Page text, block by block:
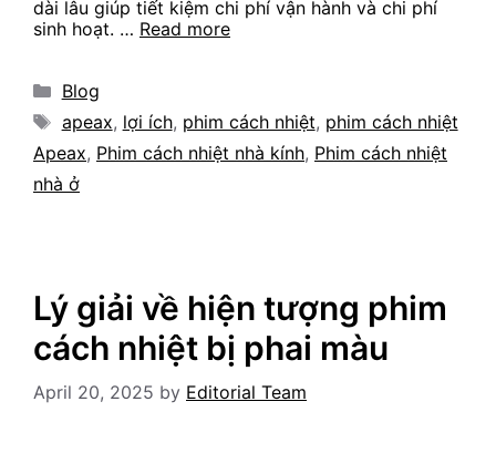
dài lâu giúp tiết kiệm chi phí vận hành và chi phí
sinh hoạt. … Read more
Categories
Blog
Tags
apeax, lợi ích, phim cách nhiệt, phim cách nhiệt
Apeax, Phim cách nhiệt nhà kính, Phim cách nhiệt
nhà ở
Lý giải về hiện tượng phim
cách nhiệt bị phai màu
April 20, 2025 by Editorial Team